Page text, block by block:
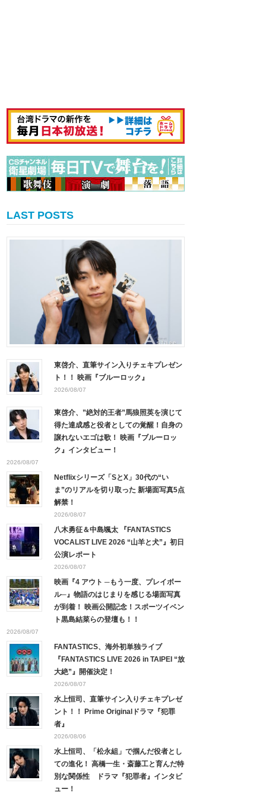
LAST POSTS
東啓介、直筆サイン入りチェキプレゼン
ト！！ 映画『ブルーロック』
2026/08/07
東啓介、”絶対的王者”馬狼照英を演じて
得た達成感と役者としての覚醒！自身の
譲れないエゴは歌！ 映画『ブルーロッ
ク』インタビュー！
2026/08/07
Netflixシリーズ「SとX」30代の“い
ま”のリアルを切り取った 新場面写真5点
解禁！
2026/08/07
八木勇征＆中島颯太 『FANTASTICS
VOCALIST LIVE 2026 “山羊と犬”』初日
公演レポート
2026/08/07
映画『4 アウト ─もう一度、プレイボー
ル─』物語のはじまりを感じる場面写真
が到着！ 映画公開記念！スポーツイベン
ト黒島結菜らの登壇も！！
2026/08/07
FANTASTICS、海外初単独ライブ
『FANTASTICS LIVE 2026 in TAIPEI “放
大絶”』開催決定！
2026/08/07
水上恒司、直筆サイン入りチェキプレゼ
ント！！ Prime Originalドラマ『犯罪
者』
2026/08/06
水上恒司、「松永組」で掴んだ役者とし
ての進化！ 高橋一生・斎藤工と育んだ特
別な関係性 ドラマ『犯罪者』インタビ
ュー！